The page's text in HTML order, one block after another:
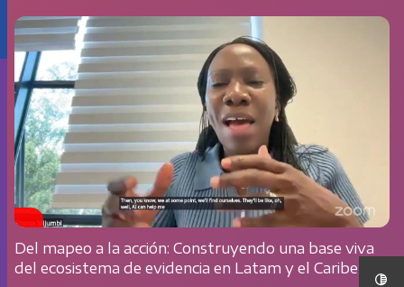
Del mapeo a la acción: Construyendo una base viva
del ecosistema de evidencia en Latam y el Caribe